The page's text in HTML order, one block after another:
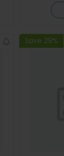
Save 29%